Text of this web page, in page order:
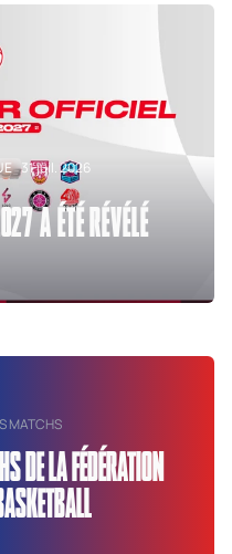
31 juil. 2026
A ÉTÉ RÉVÉLÉ
MATCHS
DE LA FÉDÉRATION